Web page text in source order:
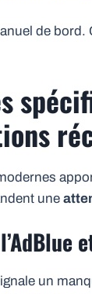
de
une
un